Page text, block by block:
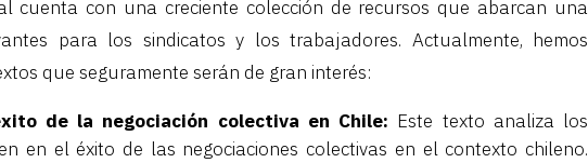
cuenta con una creciente colección de recursos que abarcan una
para los sindicatos y los trabajadores. Actualmente, hemos
que seguramente serán de gran interés:
de la negociación colectiva en Chile: Este texto analiza los
en el éxito de las negociaciones colectivas en el contexto chileno.